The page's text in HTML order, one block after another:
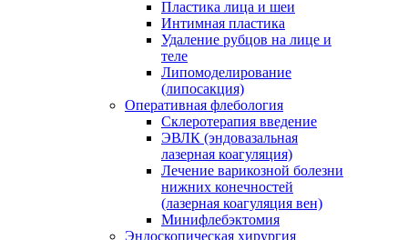
Пластика лица и шеи
Интимная пластика
Удаление рубцов на лице и
теле
Липомоделирование
(липосакция)
Оперативная флебология
Склеротерапия введение
ЭВЛК (эндовазальная
лазерная коагуляция)
Лечение варикозной болезни
нижних конечностей
(лазерная коагуляция вен)
Минифлебэктомия
Эндоскопическая хирургия